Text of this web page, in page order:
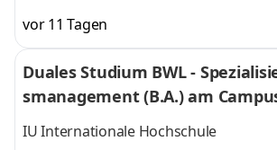
vor 11 Tagen
Duales Studium BWL -
smanagement (B.A.) am
l
IU Internationale Hochschule